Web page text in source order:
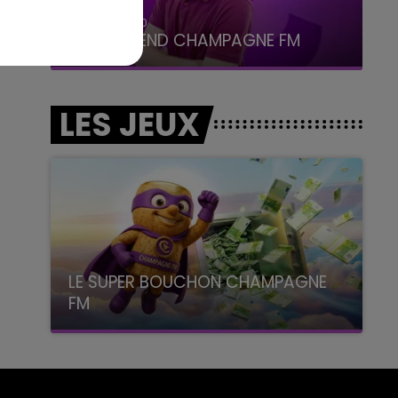
16h00 - 20h00
LE WEEK-END CHAMPAGNE FM
LES JEUX
LE SUPER BOUCHON CHAMPAGNE
FM
avec La Famille Champagne FM, à 8H10